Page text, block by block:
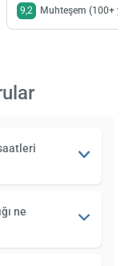
9,2 Muhteşem (100+
ne